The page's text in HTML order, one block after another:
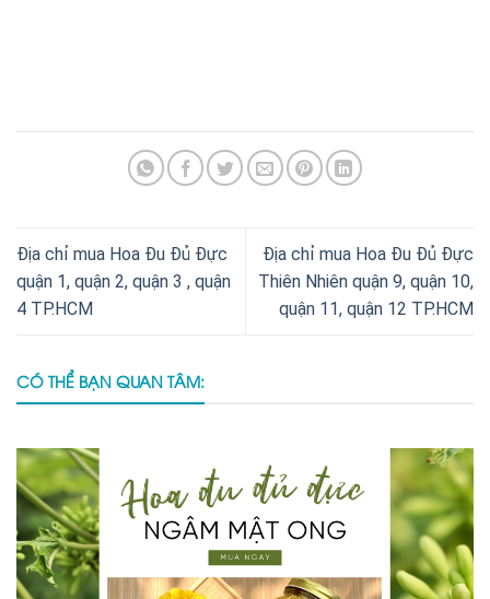
Địa chỉ mua Hoa Đu Đủ Đực
quận 1, quận 2, quận 3 , quận
4 TP.HCM
Địa chỉ mua Hoa Đu Đủ Đực
Thiên Nhiên quận 9, quận 10,
quận 11, quận 12 TP.HCM
CÓ THỂ BẠN QUAN TÂM: